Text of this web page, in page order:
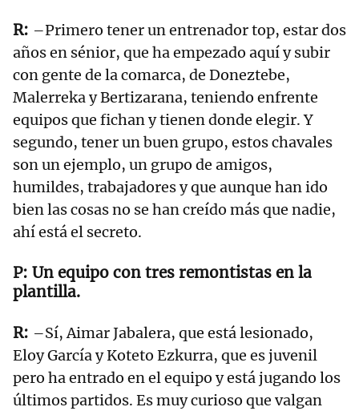
–Primero tener un entrenador top, estar dos
años en sénior, que ha empezado aquí y subir
con gente de la comarca, de Doneztebe,
Malerreka y Bertizarana, teniendo enfrente
equipos que fichan y tienen donde elegir. Y
segundo, tener un buen grupo, estos chavales
son un ejemplo, un grupo de amigos,
humildes, trabajadores y que aunque han ido
bien las cosas no se han creído más que nadie,
ahí está el secreto.
Un equipo con tres remontistas en la
plantilla.
–Sí, Aimar Jabalera, que está lesionado,
Eloy García y Koteto Ezkurra, que es juvenil
pero ha entrado en el equipo y está jugando los
últimos partidos. Es muy curioso que valgan